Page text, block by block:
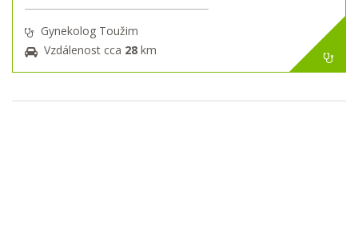
Gynekolog Toužim
Vzdálenost cca 28 km